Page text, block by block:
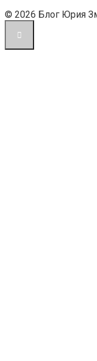
© 2026 Блог Юрия